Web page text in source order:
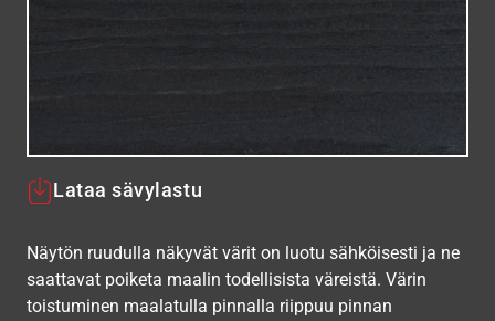
Lataa sävylastu
Näytön ruudulla näkyvät värit on luotu sähköisesti ja ne
saattavat poiketa maalin todellisista väreistä. Värin
toistuminen maalatulla pinnalla riippuu pinnan